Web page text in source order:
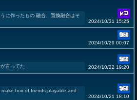
に作ったもの 融合、置換融合はそ
2024/10/31 15:25
2024/10/29 00:07
言ってた 2024/10/22 19:20
box of friends playable and
2024/10/21 18:10